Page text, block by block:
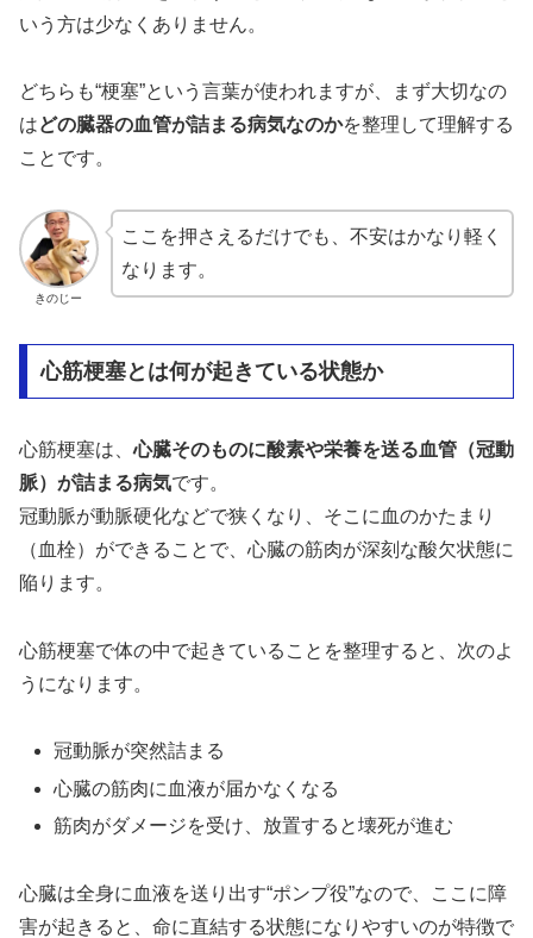
いう方は少なくありません。
どちらも“梗塞”という言葉が使われますが、まず大切なの
はどの臓器の血管が詰まる病気なのかを整理して理解する
ことです。
きのじー
ここを押さえるだけでも、不安はかなり軽く
なります。
心筋梗塞とは何が起きている状態か
心筋梗塞は、心臓そのものに酸素や栄養を送る血管（冠動
脈）が詰まる病気です。
冠動脈が動脈硬化などで狭くなり、そこに血のかたまり
（血栓）ができることで、心臓の筋肉が深刻な酸欠状態に
陥ります。
心筋梗塞で体の中で起きていることを整理すると、次のよ
うになります。
冠動脈が突然詰まる
心臓の筋肉に血液が届かなくなる
筋肉がダメージを受け、放置すると壊死が進む
心臓は全身に血液を送り出す“ポンプ役”なので、ここに障
害が起きると、命に直結する状態になりやすいのが特徴で